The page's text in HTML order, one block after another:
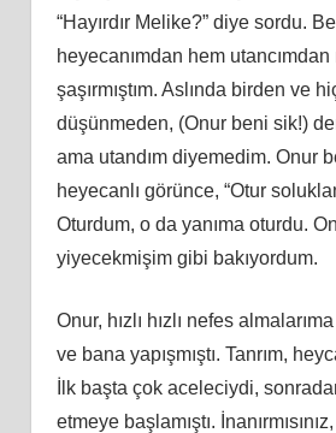
“Hayırdır Melike?” diye sordu.
heyecanımdan hem utancımdan
şaşırmıştım. Aslında birden ve
düşünmeden, (Onur beni sik!)
ama utandım diyemedim. Onur
heyecanlı görünce, “Otur
Oturdum, o da yanıma oturdu.
yiyecekmişim gibi bakıyordum.
Onur, hızlı hızlı nefes
ve bana yapışmıştı. Tanrım,
İlk başta çok aceleciydi,
etmeye başlamıştı.